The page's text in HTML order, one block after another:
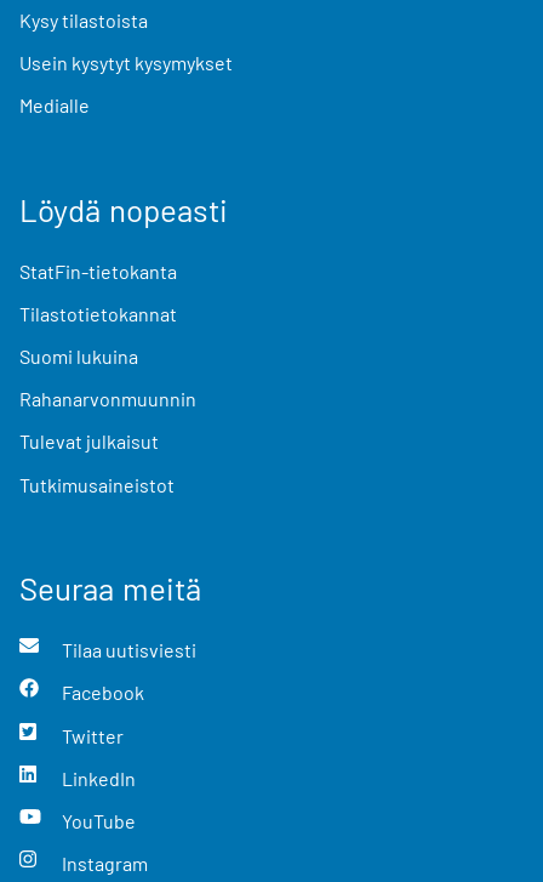
Kysy tilastoista
Usein kysytyt kysymykset
Medialle
Löydä nopeasti
StatFin-tietokanta
Tilastotietokannat
Suomi lukuina
Rahanarvonmuunnin
Tulevat julkaisut
Tutkimusaineistot
Seuraa meitä
Tilaa uutisviesti
Facebook
Twitter
LinkedIn
YouTube
Instagram